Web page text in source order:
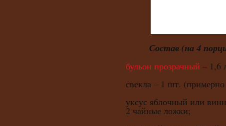
Состав (на 4
бульон прозрачный – 1,6
свекла – 1 шт.
уксус яблочный или
2 чайные ложки;